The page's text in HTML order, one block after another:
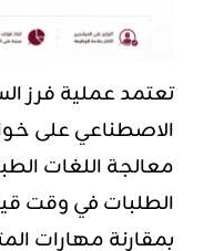
تعتمد عملية فرز
الاصطناعيعلى
الطلبات في وقت
بمقارنة مهارات